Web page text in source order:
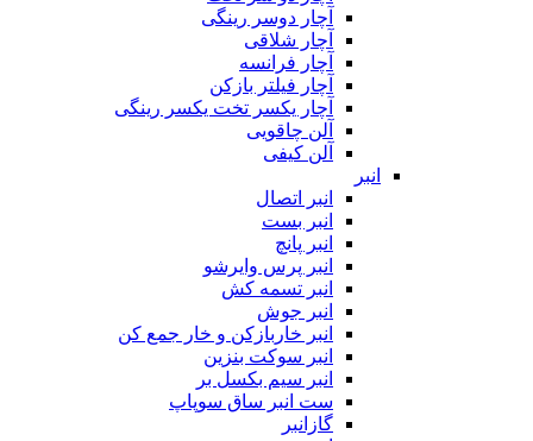
آچار دوسر رینگی
آچار شلاقی
آچار فرانسه
آچار فیلتر بازکن
آچار یکسر تخت یکسر رینگی
آلن چاقویی
آلن کیفی
انبر
انبر اتصال
انبر بست
انبر پانچ
انبر پرس وایرشو
انبر تسمه کش
انبر جوش
انبر خاربازکن و خار جمع کن
انبر سوکت بنزین
انبر سیم بکسل بر
ست انبر ساق سوپاپ
گازانبر